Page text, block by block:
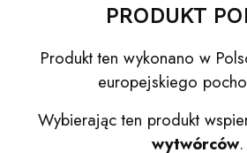
PRODUKT
Produkt ten wykonano w
europejskiego
Wybierając ten produkt
wytwórców.